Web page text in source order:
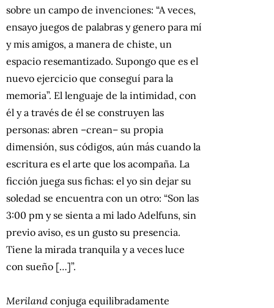
sobre un campo de invenciones: “A veces,
ensayo juegos de palabras y genero para mí
y mis amigos, a manera de chiste, un
espacio resemantizado. Supongo que es el
nuevo ejercicio que conseguí para la
memoria”. El lenguaje de la intimidad, con
él y a través de él se construyen las
personas: abren –crean– su propia
dimensión, sus códigos, aún más cuando la
escritura es el arte que los acompaña. La
ficción juega sus fichas: el yo sin dejar su
soledad se encuentra con un otro: “Son las
3:00 pm y se sienta a mi lado Adelfuns, sin
previo aviso, es un gusto su presencia.
Tiene la mirada tranquila y a veces luce
con sueño […]”.
Meriland conjuga equilibradamente